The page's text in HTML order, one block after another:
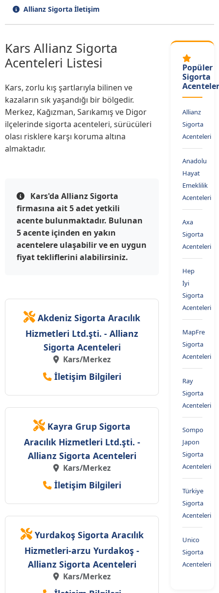
Allianz Sigorta İletişim
Kars Allianz Sigorta
Acenteleri Listesi
Kars, zorlu kış şartlarıyla bilinen ve
kazaların sık yaşandığı bir bölgedir.
Merkez, Kağızman, Sarıkamış ve Digor
ilçelerinde sigorta acenteleri, sürücüleri
olası risklere karşı koruma altına
almaktadır.
Kars'da Allianz Sigorta
firmasına ait 5 adet yetkili
acente bulunmaktadır. Bulunan
5 acente içinden en yakın
acentelere ulaşabilir ve en uygun
fiyat tekliflerini alabilirsiniz.
Akdeniz Sigorta Aracılık
Hizmetleri Ltd.şti. - Allianz
Sigorta Acenteleri
Kars/Merkez
İletişim Bilgileri
Kayra Grup Sigorta
Aracılık Hizmetleri Ltd.şti. -
Allianz Sigorta Acenteleri
Kars/Merkez
İletişim Bilgileri
Yurdakoş Sigorta Aracılık
Hizmetleri-arzu Yurdakoş -
Allianz Sigorta Acenteleri
Kars/Merkez
Popüler
Sigorta
Allianz
Sigorta
Acenteleri
Anadolu
Hayat
Emeklilik
Acenteleri
Axa
Sigorta
Acenteleri
Hep
İyi
Sigorta
Acenteleri
MapFre
Sigorta
Acenteleri
Ray
Sigorta
Acenteleri
Sompo
Japon
Sigorta
Acenteleri
Türkiye
Sigorta
Acenteleri
Unico
Sigorta
Acenteleri